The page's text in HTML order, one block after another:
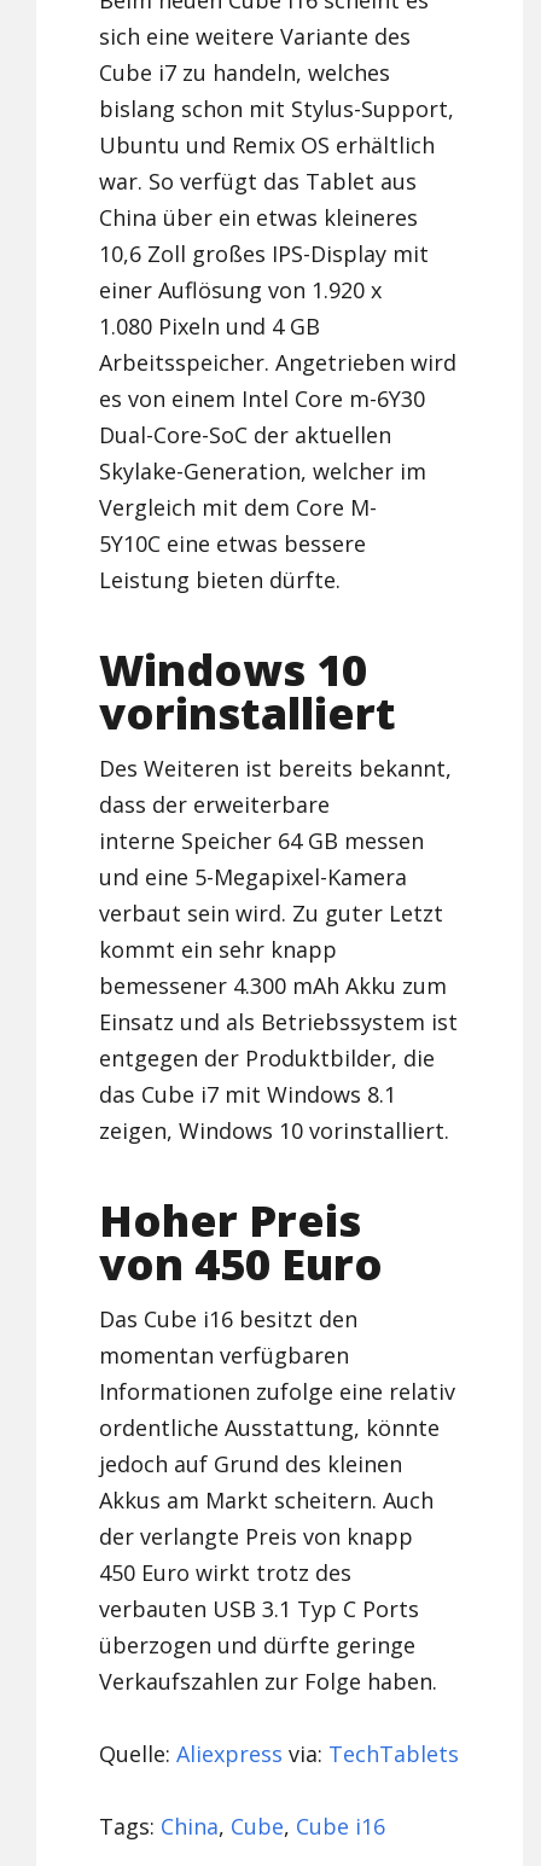
sich eine weitere Variante des
Cube i7 zu handeln, welches
bislang schon mit Stylus-Support,
Ubuntu und Remix OS erhältlich
war. So verfügt das Tablet aus
China über ein etwas kleineres
10,6 Zoll großes IPS-Display mit
einer Auflösung von 1.920 x
1.080 Pixeln und 4 GB
Arbeitsspeicher. Angetrieben wird
es von einem Intel Core m-6Y30
Dual-Core-SoC der aktuellen
Skylake-Generation, welcher im
Vergleich mit dem Core M-
5Y10C eine etwas bessere
Leistung bieten dürfte.
Windows 10
vorinstalliert
Des Weiteren ist bereits bekannt,
dass der erweiterbare
interne Speicher 64 GB messen
und eine 5-Megapixel-Kamera
verbaut sein wird. Zu guter Letzt
kommt ein sehr knapp
bemessener 4.300 mAh Akku zum
Einsatz und als Betriebssystem ist
entgegen der Produktbilder, die
das Cube i7 mit Windows 8.1
zeigen, Windows 10 vorinstalliert.
Hoher Preis
von 450 Euro
Das Cube i16 besitzt den
momentan verfügbaren
Informationen zufolge eine relativ
ordentliche Ausstattung, könnte
jedoch auf Grund des kleinen
Akkus am Markt scheitern. Auch
der verlangte Preis von knapp
450 Euro wirkt trotz des
verbauten USB 3.1 Typ C Ports
überzogen und dürfte geringe
Verkaufszahlen zur Folge haben.
Quelle:Aliexpress via: TechTablets
Tags: China, Cube, Cube i16